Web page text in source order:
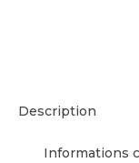
Description
Informations